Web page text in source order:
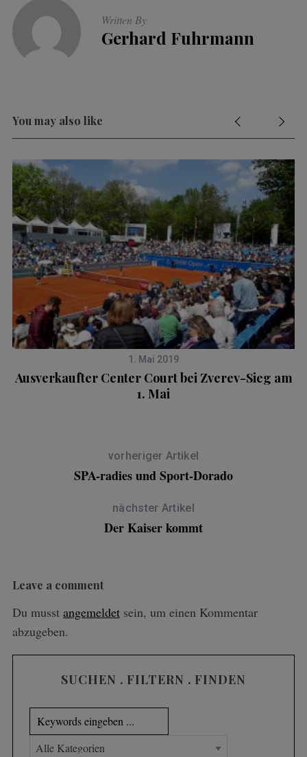
Written By
Gerhard Fuhrmann
You may also like
1. Mai 2019
Ausverkaufter Center Court bei Zverev-Sieg am
1. Mai
vorheriger Artikel
SPA-radies und Sport-Dorado
nächster Artikel
Der Kaiser kommt
Leave a comment
Du musst angemeldetsein, um einen Kommentar
abzugeben.
SUCHEN . FILTERN . FINDEN